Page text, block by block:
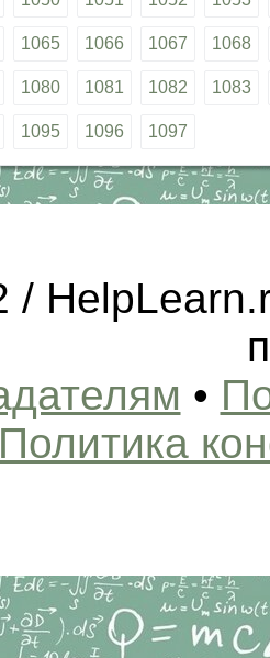
1065 1066 1067 1068
1080 1081 1082 1083
1095 1096 1097
/
•
Политика